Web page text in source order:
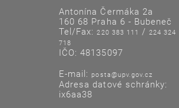
Antonína Čermáka 2a
160 68 Praha 6 - Bubeneč
Tel/Fax:220 383 111 /224 324
718
IČO: 48135097
E-mail: posta@upv.gov.cz
Adresa datové schránky:
ix6aa38